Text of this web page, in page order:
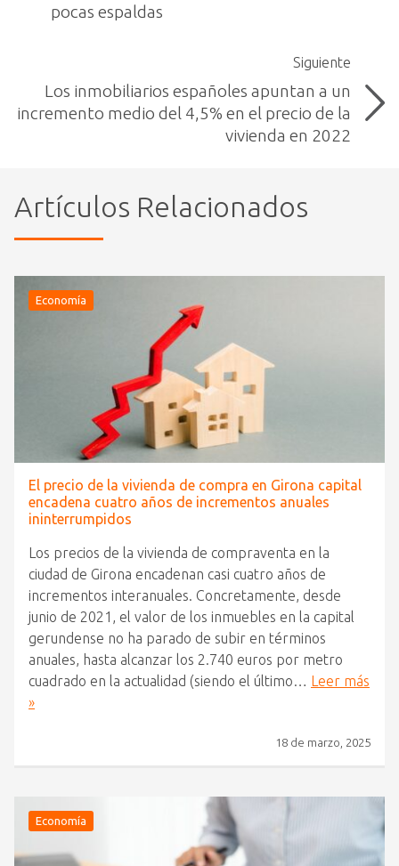
pocas espaldas
Siguiente
Los inmobiliarios españoles apuntan a un
incremento medio del 4,5% en el precio de la
vivienda en 2022
Artículos Relacionados
Economía
El precio de la vivienda de compra en Girona capital
encadena cuatro años de incrementos anuales
ininterrumpidos
Los precios de la vivienda de compraventa en la
ciudad de Girona encadenan casi cuatro años de
incrementos interanuales. Concretamente, desde
junio de 2021, el valor de los inmuebles en la capital
gerundense no ha parado de subir en términos
anuales, hasta alcanzar los 2.740 euros por metro
cuadrado en la actualidad (siendo el último… Leer más
»
18 de marzo, 2025
Economía